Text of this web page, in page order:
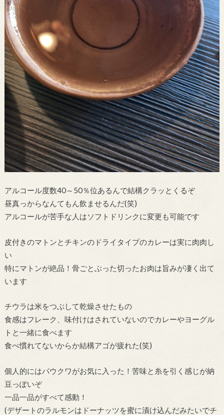
アルコール度数40～50％位あるんで結構クラッとくるぞ
昼真っからなんてもん飲ませるんだ(笑)
アルコールが苦手な人はソフトドリンクに変更も可能です
皮付きのマトンとチキンのドライタイプのカレーは実に肉肉し
い
特にマトンが絶品！骨ごとぶった切ったお肉は旨みが凄く出て
います
チウラは米をつぶして乾燥させたもの
食感はフレーク、味付けはされていないのでカレーやヨーグル
トと一緒に食べます
食べ慣れてないからか結構アゴが疲れた(笑)
個人的にはパウクワがお気に入った！苦味と糸を引く感じが納
豆っぽいぞ
一品一品がすべて感動！
(デザートのラルモンはドーナッツを蜜に漬け込んだみたいでチ